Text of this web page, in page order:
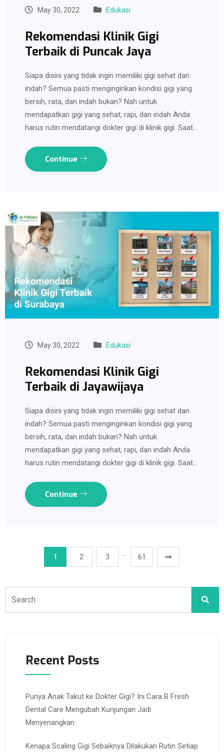
May 30, 2022 Edukasi
Rekomendasi Klinik Gigi
Terbaik di Puncak Jaya
Siapa disini yang tidak ingin memiliki gigi sehat dan
indah? Semua pasti menginginkan kondisi gigi yang
bersih, rata, dan indah bukan? Nah untuk
mendapatkan gigi yang sehat, rapi, dan indah Anda
harus rutin mendatangi dokter gigi di klinik gigi. Saat…
Continue
May 30, 2022 Edukasi
Rekomendasi Klinik Gigi
Terbaik di Jayawijaya
Siapa disini yang tidak ingin memiliki gigi sehat dan
indah? Semua pasti menginginkan kondisi gigi yang
bersih, rata, dan indah bukan? Nah untuk
mendapatkan gigi yang sehat, rapi, dan indah Anda
harus rutin mendatangi dokter gigi di klinik gigi. Saat…
Continue
1 2 3 … 61
Recent Posts
Punya Anak Takut ke Dokter Gigi? Ini Cara B Fresh
Dental Care Mengubah Kunjungan Jadi
Menyenangkan
Kenapa Scaling Gigi Sebaiknya Dilakukan Rutin Setiap